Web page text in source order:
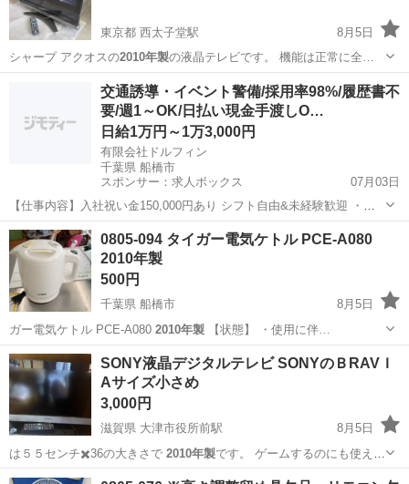
東京都 西太子堂駅
8月5日
シャープ アクオスの2010年製の液晶テレビです。 機能は正常に全…
世田谷区 西太子堂駅 テレビ 2010年製
交通誘導・イベント警備/採用率98%/履歴書不
要/週1～OK/日払い現金手渡しO…
日給1万円～1万3,000円
有限会社ドルフィン
千葉県 船橋市
スポンサー：求人ボックス
07月03日
【仕事内容】入社祝い金150,000円あり シフト自由&未経験歓迎
・直
行直帰OK ・一部車・自転車・バイク通勤OK ・週1～OK ・日払い・
週払いOK、現金手渡しも可能です! <仕事内容> 建築・土木工事現場
で...
アルバイト・パート
0805-094 タイガー電気ケトル PCE-A080
2010年製
500円
千葉県 船橋市
8月5日
ガー電気ケトル PCE-A080 2010年製 【状態】 ・使用に伴…
千葉 船橋市 キッチン家電
SONY液晶デジタルテレビ SONYのＢRAVＩ
Aサイズ小さめ
3,000円
滋賀県 大津市役所前駅
8月5日
は５５センチ✖️36の大きさで 2010年製です。 ゲームするのにも使える
か…
滋賀 大津市 大津市役所前駅 テレビ SONY